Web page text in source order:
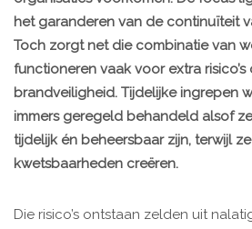
het garanderen van de continuïteit
Toch zorgt net die combinatie van
functioneren vaak voor extra
brandveiligheid. Tijdelijke ingrepen
immers geregeld behandeld alsof
tijdelijk én beheersbaar zijn, terwijl
kwetsbaarheden creëren.
Die risico’s ontstaan zelden uit